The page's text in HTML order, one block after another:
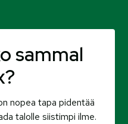
sammal
nopea tapa pidentää
talolle siistimpi ilme.